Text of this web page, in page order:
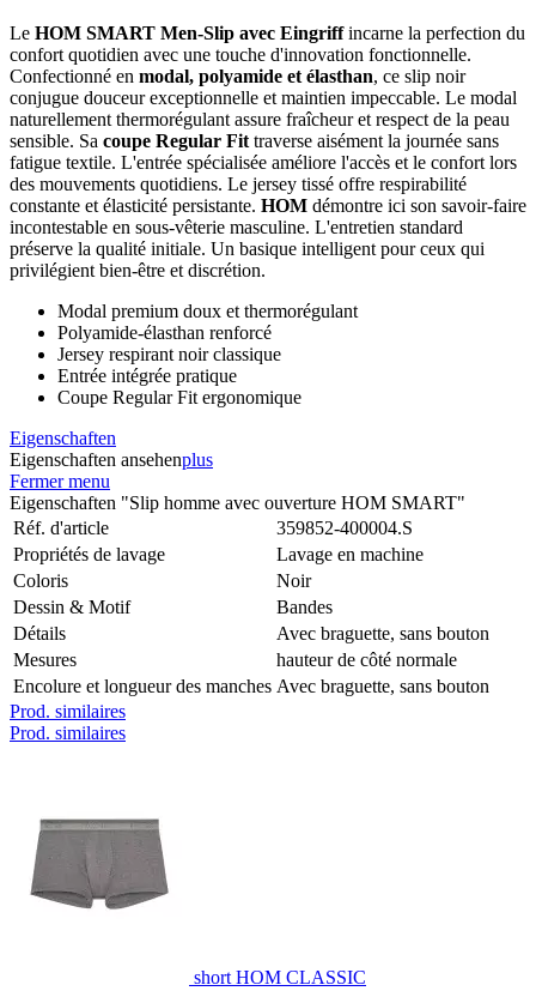
Le HOM SMART Men-Slip avec Eingriffincarne la perfection du
confort quotidien avec une touche d'innovation fonctionnelle.
Confectionné en modal, polyamide et élasthan, ce slip noir
conjugue douceur exceptionnelle et maintien impeccable. Le modal
naturellement thermorégulant assure fraîcheur et respect de la peau
sensible. Sa coupe Regular Fittraverse aisément la journée sans
fatigue textile. L'entrée spécialisée améliore l'accès et le confort lors
des mouvements quotidiens. Le jersey tissé offre respirabilité
constante et élasticité persistante. HOM démontre ici son savoir-faire
incontestable en sous-vêterie masculine. L'entretien standard
préserve la qualité initiale. Un basique intelligent pour ceux qui
privilégient bien-être et discrétion.
Modal premium doux et thermorégulant
Polyamide-élasthan renforcé
Jersey respirant noir classique
Entrée intégrée pratique
Coupe Regular Fit ergonomique
Eigenschaften
Eigenschaften ansehenplus
Fermer menu
Eigenschaften "Slip homme avec ouverture HOM SMART"
Réf. d'article
359852-400004.S
Propriétés de lavage
Lavage en machine
Coloris
Noir
Dessin & Motif
Bandes
Détails
Avec braguette, sans bouton
Mesures
hauteur de côté normale
Encolure et longueur des manches Avec braguette, sans bouton
Prod. similaires
Prod. similaires
short HOM CLASSIC